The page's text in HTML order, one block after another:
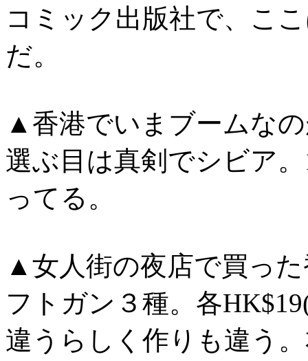
コミック出版社で、こ
だ。
▲香港でいまブームな
選ぶ目は真剣でシビア
ってる。
▲女人街の夜店で買っ
フトガン３種。各
違うらしく作りも違う